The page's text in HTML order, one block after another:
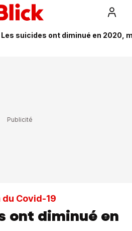
suicides ont diminué en 2020,
Covid-19
ont diminué en